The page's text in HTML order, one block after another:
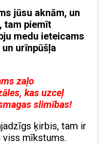
jūsu aknām, un
tam piemīt
medu ieteicams
urīnpūšļa
zaļo
kas uzceļ
slimības!
ķirbis, tam ir
viss mīkstums.